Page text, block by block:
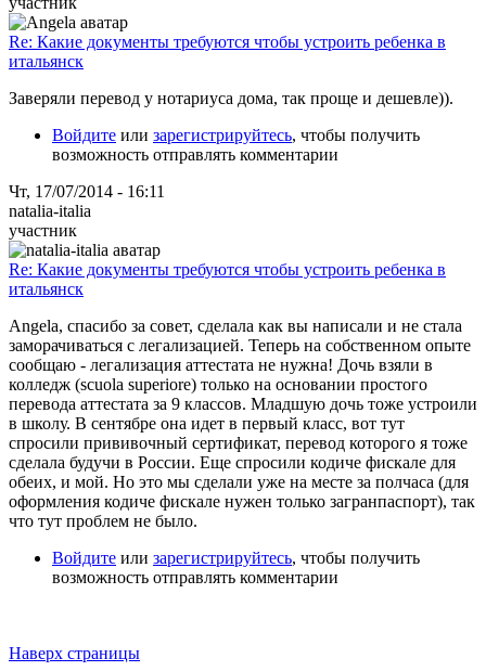
Re: Какие документы требуются чтобы устроить ребенка в
итальянск
Заверяли перевод у нотариуса дома, так проще и дешевле)).
Войдите или зарегистрируйтесь, чтобы получить
возможность отправлять комментарии
Чт, 17/07/2014 - 16:11
natalia-italia
участник
Re: Какие документы требуются чтобы устроить ребенка в
итальянск
Angela, спасибо за совет, сделала как вы написали и не стала
заморачиваться с легализацией. Теперь на собственном опыте
сообщаю - легализация аттестата не нужна! Дочь взяли в
колледж (scuola superiore) только на основании простого
перевода аттестата за 9 классов. Младшую дочь тоже устроили
в школу. В сентябре она идет в первый класс, вот тут
спросили прививочный сертификат, перевод которого я тоже
сделала будучи в России. Еще спросили кодиче фискале для
обеих, и мой. Но это мы сделали уже на месте за полчаса (для
оформления кодиче фискале нужен только загранпаспорт), так
что тут проблем не было.
Войдите или зарегистрируйтесь, чтобы получить
возможность отправлять комментарии
Наверх страницы